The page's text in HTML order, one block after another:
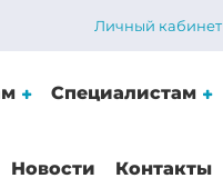
Личный кабинет
Специалистам
Новости Контакты